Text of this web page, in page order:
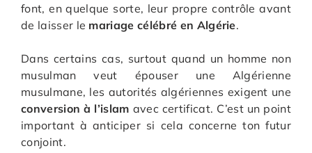
font, en quelque sorte, leur propre contrôle avant
de laisser le mariage célébré en Algérie.
Dans certains cas, surtout quand un homme non
musulman veut épouser une Algérienne
musulmane, les autorités algériennes exigent une
conversion à l’islam avec certificat. C’est un point
important à anticiper si cela concerne ton futur
conjoint.